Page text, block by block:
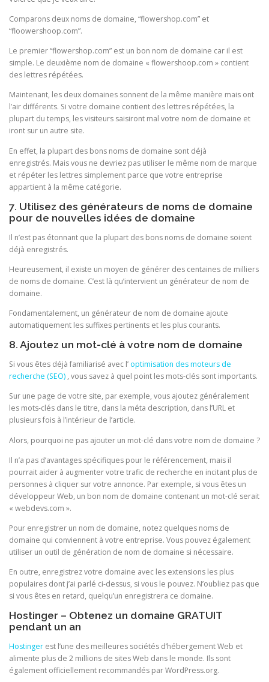
Comparons deux noms de domaine, “flowershop.com” et
“floowershoop.com”.
Le premier “flowershop.com” est un bon nom de domaine car il est
simple. Le deuxième nom de domaine « flowershoop.com » contient
des lettres répétées.
Maintenant, les deux domaines sonnent de la même manière mais ont
l’air différents. Si votre domaine contient des lettres répétées, la
plupart du temps, les visiteurs saisiront mal votre nom de domaine et
iront sur un autre site.
En effet, la plupart des bons noms de domaine sont déjà
enregistrés. Mais vous ne devriez pas utiliser le même nom de marque
et répéter les lettres simplement parce que votre entreprise
appartient à la même catégorie.
7. Utilisez des générateurs de noms de domaine
pour de nouvelles idées de domaine
Il n’est pas étonnant que la plupart des bons noms de domaine soient
déjà enregistrés.
Heureusement, il existe un moyen de générer des centaines de milliers
de noms de domaine. C’est là qu’intervient un générateur de nom de
domaine.
Fondamentalement, un générateur de nom de domaine ajoute
automatiquement les suffixes pertinents et les plus courants.
8. Ajoutez un mot-clé à votre nom de domaine
Si vous êtes déjà familiarisé avec l’ optimisation des moteurs de
recherche (SEO) , vous savez à quel point les mots-clés sont importants.
Sur une page de votre site, par exemple, vous ajoutez généralement
les mots-clés dans le titre, dans la méta description, dans l’URL et
plusieurs fois à l’intérieur de l’article.
Alors, pourquoi ne pas ajouter un mot-clé dans votre nom de domaine ?
Il n’a pas d’avantages spécifiques pour le référencement, mais il
pourrait aider à augmenter votre trafic de recherche en incitant plus de
personnes à cliquer sur votre annonce. Par exemple, si vous êtes un
développeur Web, un bon nom de domaine contenant un mot-clé serait
« webdevs.com ».
Pour enregistrer un nom de domaine, notez quelques noms de
domaine qui conviennent à votre entreprise. Vous pouvez également
utiliser un outil de génération de nom de domaine si nécessaire.
En outre, enregistrez votre domaine avec les extensions les plus
populaires dont j’ai parlé ci-dessus, si vous le pouvez. N’oubliez pas que
si vous êtes en retard, quelqu’un enregistrera ce domaine.
Hostinger – Obtenez un domaine GRATUIT
pendant un an
Hostinger est l’une des meilleures sociétés d’hébergement Web et
alimente plus de 2 millions de sites Web dans le monde. Ils sont
également officiellement recommandés par WordPress.org.